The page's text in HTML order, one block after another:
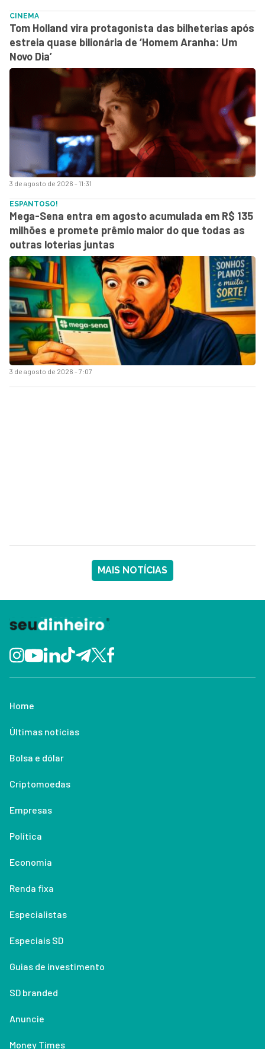
3 de agosto de 2026 - 11:31
CINEMA
Tom Holland vira protagonista das bilheterias após
estreia quase bilionária de ‘Homem Aranha: Um
Novo Dia’
3 de agosto de 2026 - 7:07
ESPANTOSO!
Mega-Sena entra em agosto acumulada em R$ 135
milhões e promete prêmio maior do que todas as
outras loterias juntas
MAIS NOTÍCIAS
Home
Últimas notícias
Bolsa e dólar
Criptomoedas
Empresas
Política
Economia
Renda fixa
Especialistas
Especiais SD
Guias de investimento
SD branded
Anuncie
Money Times